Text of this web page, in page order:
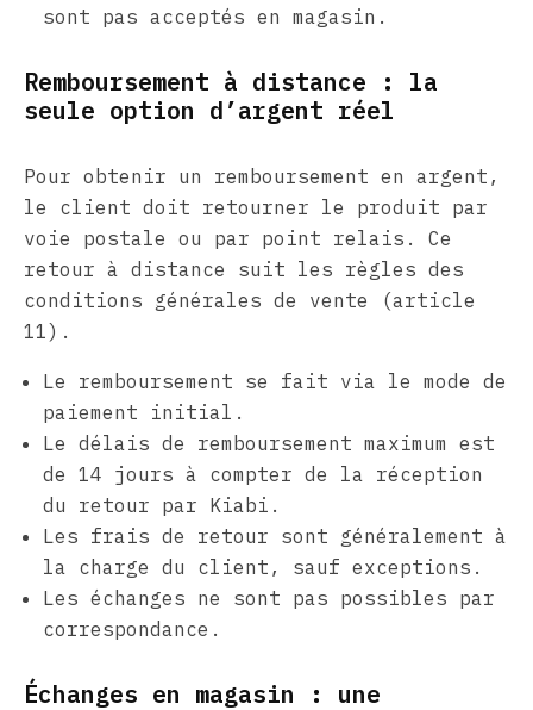
sont pas acceptés en magasin.
Remboursement à distance : la
seule option d’argent réel
Pour obtenir un remboursement en argent,
le client doit retourner le produit par
voie postale ou par point relais. Ce
retour à distance suit les règles des
conditions générales de vente (article
11).
Le remboursement se fait via le mode de
paiement initial.
Le délais de remboursement maximum est
de 14 jours à compter de la réception
du retour par Kiabi.
Les frais de retour sont généralement à
la charge du client, sauf exceptions.
Les échanges ne sont pas possibles par
correspondance.
Échanges en magasin : une